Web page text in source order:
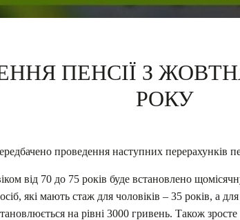
ПЕНСІЇ З
РОКУ
проведення наступних перерахунків
від 70 до 75 років буде встановлено
які мають стаж для чоловіків – 35 років, а
на рівні 3000 гривень. Також зросте